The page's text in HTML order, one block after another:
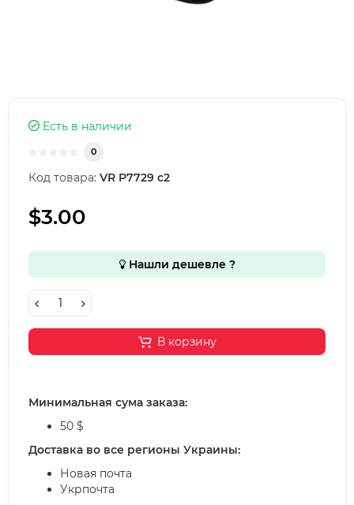
Есть в наличии
0
Код товара: VR P7729 c2
$3.00
Нашли дешевле ?
В корзину
Минимальная сума заказа:
50 $
Доставка во все регионы Украины:
Новая почта
Укрпочта